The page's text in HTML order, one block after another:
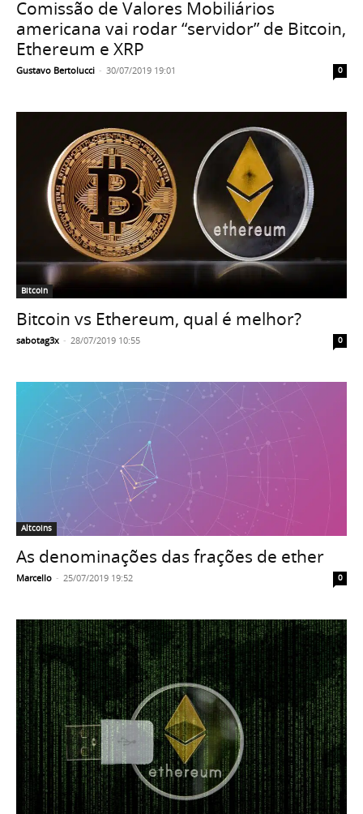
Comissão de Valores Mobiliários
americana vai rodar “servidor” de Bitcoin,
Ethereum e XRP
Gustavo Bertolucci - 30/07/2019 19:01 0
Bitcoin
Bitcoin vs Ethereum, qual é melhor?
sabotag3x - 28/07/2019 10:55 0
Altcoins
As denominações das frações de ether
Marcello - 25/07/2019 19:52 0